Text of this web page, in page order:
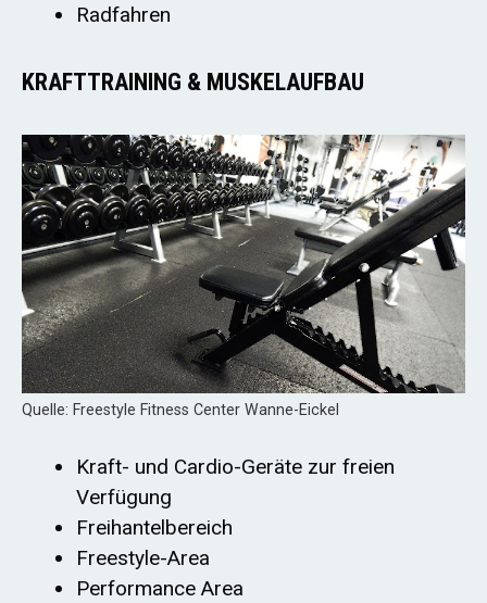
Radfahren
KRAFTTRAINING & MUSKELAUFBAU
Quelle: Freestyle Fitness Center Wanne-Eickel
Kraft- und Cardio-Geräte zur freien
Verfügung
Freihantelbereich
Freestyle-Area
Performance Area